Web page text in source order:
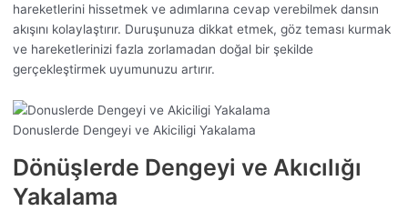
hareketlerini hissetmek ve adımlarına cevap verebilmek dansın
akışını kolaylaştırır. Duruşunuza dikkat etmek, göz teması kurmak
ve hareketlerinizi fazla zorlamadan doğal bir şekilde
gerçekleştirmek uyumunuzu artırır.
Donuslerde Dengeyi ve Akiciligi Yakalama
Dönüşlerde Dengeyi ve Akıcılığı
Yakalama